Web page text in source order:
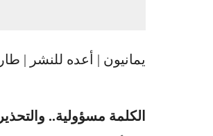
يمانيون | أعده للنشر |
الكلمة مسؤولية..